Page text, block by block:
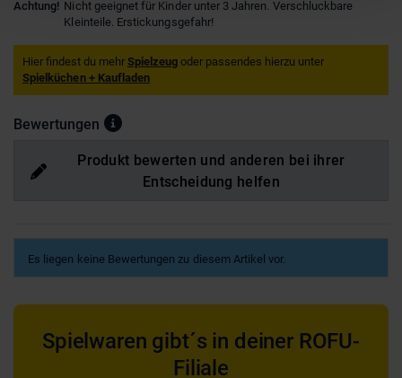
Achtung! Nicht geeignet für Kinder unter 3 Jahren. Verschluckbare
Kleinteile. Erstickungsgefahr!
Hier findest du mehr Spielzeug oder passendes hierzu unter
Spielküchen + Kaufladen
Bewertungen
Produkt bewerten und anderen bei ihrer
Entscheidung helfen
Es liegen keine Bewertungen zu diesem Artikel vor.
Spielwaren gibt´s in deiner ROFU-
Filiale